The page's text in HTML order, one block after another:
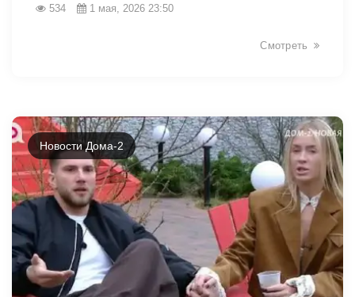
534 1 мая, 2026 23:50
Смотреть
Новости Дома-2